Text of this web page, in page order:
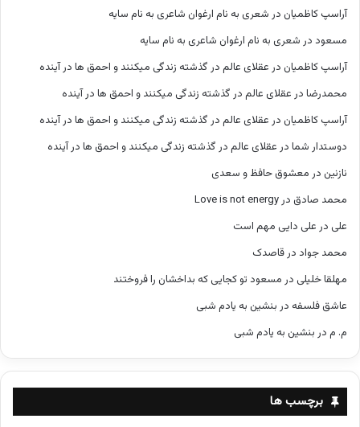
آراسپ کاظمیان در شعری به نام ارغوان شاعری به نام سایه
مسعود در شعری به نام ارغوان شاعری به نام سایه
آراسپ کاظمیان در عقلای عالم در گذشته زندگی میکنند و احمق ها در آینده
محمدرضا در عقلای عالم در گذشته زندگی میکنند و احمق ها در آینده
آراسپ کاظمیان در عقلای عالم در گذشته زندگی میکنند و احمق ها در آینده
دوستدار شما در عقلای عالم در گذشته زندگی میکنند و احمق ها در آینده
نازنین در معشوق حافظ و سعدی
محمد صادق در Love is not energy
علی در علی دایی مهم است
محمد جواد در قاصدک
مهلقا خلیلی در مسعود تو کجایی که بداخشان را فروختند
عاشق فلسفه در بنشین به یادم شبی
م. م در بنشین به یادم شبی
برچسب ها